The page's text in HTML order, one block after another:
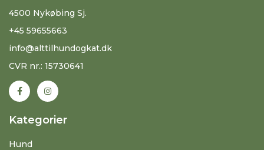
4500 Nykøbing Sj.
+45 59655663
info@alttilhundogkat.dk
CVR nr.: 15730641
Kategorier
Hund